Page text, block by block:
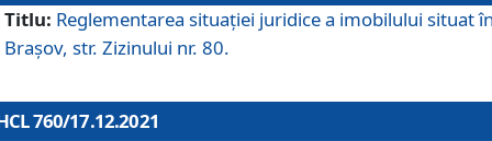
Titlu: Reglementarea situației juridice a imobilului situat
Brașov, str. Zizinului nr. 80.
760/17.12.2021